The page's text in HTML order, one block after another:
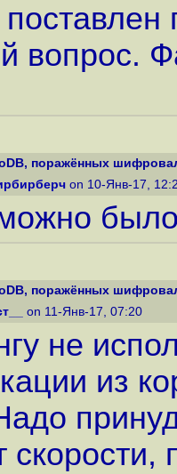
вопрос.
поражённых
on 10-Янв-17,
поражённых
on 11-Янв-17, 07:20
не
из
скорости,